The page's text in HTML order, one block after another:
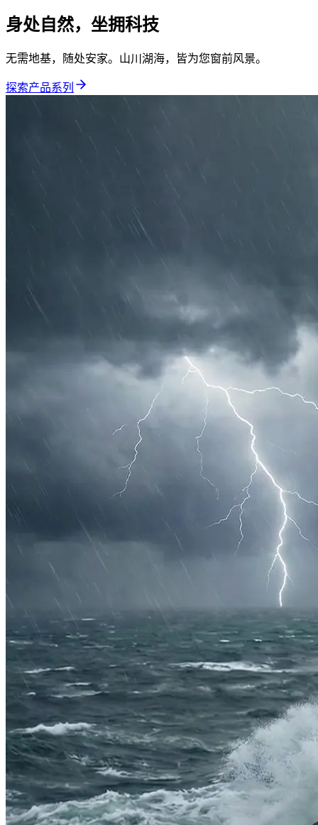
身处自然，坐拥科技
无需地基，随处安家。山川湖海，皆为您窗前风景。
探索产品系列